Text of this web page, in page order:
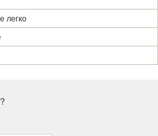
легко